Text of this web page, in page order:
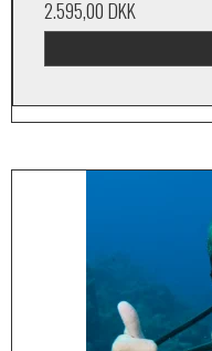
2.595,00 DKK